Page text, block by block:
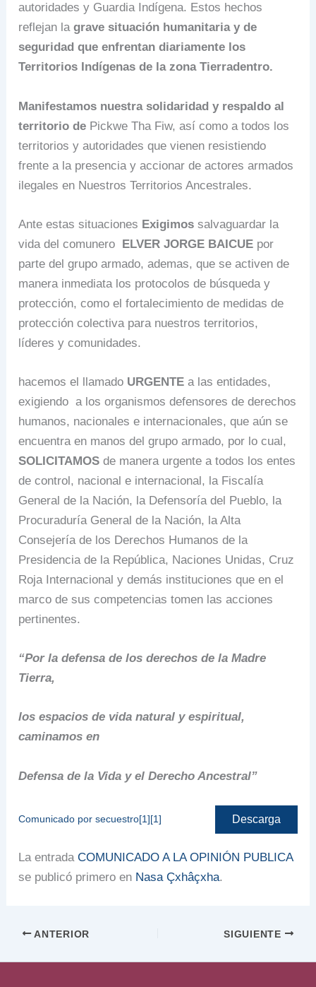
autoridades y Guardia Indígena. Estos hechos
reflejan lagrave situación humanitaria y de
seguridad que enfrentan diariamente los
Territorios Indígenas de la zona Tierradentro.
Manifestamos nuestra solidaridad y respaldo al
territorio de Pickwe Tha Fiw, así como a todos los
territorios y autoridades que vienen resistiendo
frente a la presencia y accionar de actores armados
ilegales en Nuestros Territorios Ancestrales.
Ante estas situaciones Exigimos salvaguardar la
vida del comunero ELVER JORGE BAICUE por
parte del grupo armado, ademas, que se activen de
manera inmediata los protocolos de búsqueda y
protección, como el fortalecimiento de medidas de
protección colectiva para nuestros territorios,
líderes y comunidades.
hacemos el llamado URGENTE a las entidades,
exigiendo a los organismos defensores de derechos
humanos, nacionales e internacionales, que aún se
encuentra en manos del grupo armado, por lo cual,
SOLICITAMOS de manera urgente a todos los entes
de control, nacional e internacional, la Fiscalía
General de la Nación, la Defensoría del Pueblo, la
Procuraduría General de la Nación, la Alta
Consejería de los Derechos Humanos de la
Presidencia de la República, Naciones Unidas, Cruz
Roja Internacional y demás instituciones que en el
marco de sus competencias tomen las acciones
pertinentes.
“Por la defensa de los derechos de la Madre
Tierra,
los espacios de vida natural y espiritual,
caminamos en
Defensa de la Vida y el Derecho Ancestral”
Comunicado por secuestro[1][1] Descarga
La entradaCOMUNICADO A LA OPINIÓN PUBLICA
se publicó primero en Nasa Çxhâçxha.
ANTERIOR SIGUIENTE